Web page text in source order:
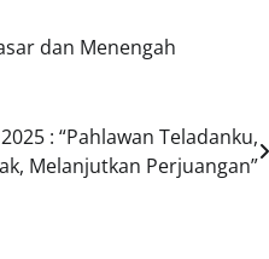
dan Menengah
: “Pahlawan Teladanku,
Melanjutkan Perjuangan”